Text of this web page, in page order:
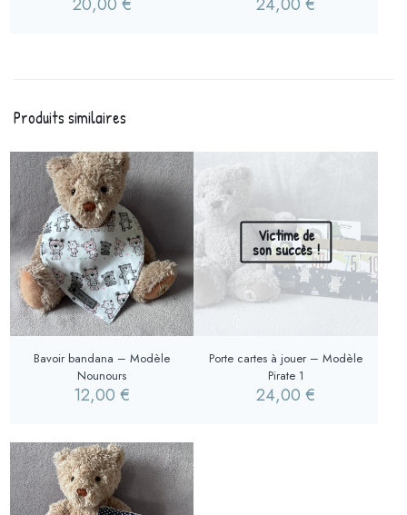
Produits similaires
Bavoir bandana – Modèle
Nounours
12,00€
Victime de
son succès !
Porte cartes à jouer – Modèle
Pirate 1
24,00€